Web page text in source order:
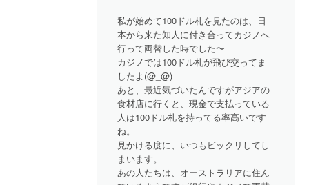
私が始めて100ドル札を見たのは、日
本から来た知人に付き合ってカジノへ
行って両替した時でした〜
カジノでは100ドル札が飛び交ってま
したよ(@_@)
あと、最近気づいたんですがアジアの
食材店に行くと、現金で支払っている
人は100ドル札を持ってる率高いです
ね。
見かける度に、いつもビックリしてし
まいます。
あの人たちは、オーストラリアに住ん